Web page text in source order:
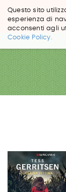
Questo sito
esperienza di
acconsenti agli
Cookie Policy.
Salta
contenuti.
Salta